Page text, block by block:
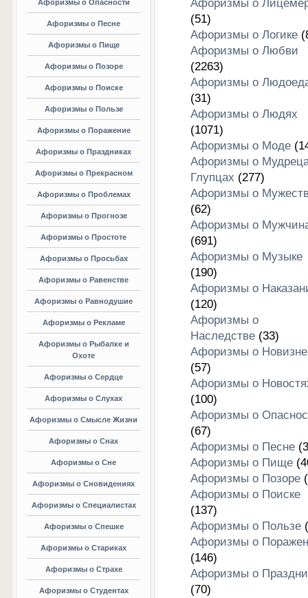
Афоризмы о Опасности
Афоризмы о Песне
Афоризмы о Пище
Афоризмы о Позоре
Афоризмы о Поиске
Афоризмы о Пользе
Афоризмы о Поражение
Афоризмы о Праздниках
Афоризмы о Прекрасном
Афоризмы о Проблемах
Афоризмы о Прогнозе
Афоризмы о Простоте
Афоризмы о Просьбах
Афоризмы о Равенстве
Афоризмы о Равнодушие
Афоризмы о Рекламе
Афоризмы о Рыбалке и
Охоте
Афоризмы о Сердце
Афоризмы о Слухах
Афоризмы о Смысле Жизни
Афоризмы о Снах
Афоризмы о Сне
Афоризмы о Сновидениях
Афоризмы о Специалистах
Афоризмы о Спешке
Афоризмы о Стариках
Афоризмы о Страхе
Афоризмы о Студентах
Афоризмы о
(51)
Афоризмы о Логике
Афоризмы о Любви
(2263)
Афоризмы о
(31)
Афоризмы о Людях
(1071)
Афоризмы о Моде
Афоризмы о
Глупцах (277)
Афоризмы о
(62)
Афоризмы о
(691)
Афоризмы о Музыке
(190)
Афоризмы о
(120)
Афоризмы о
Наследстве(33)
Афоризмы о Новизне
(57)
Афоризмы о
(100)
Афоризмы о
(67)
Афоризмы о Песне
Афоризмы о Пище
Афоризмы о Позоре
Афоризмы о Поиске
(137)
Афоризмы о Пользе
Афоризмы о
(146)
Афоризмы о
(70)